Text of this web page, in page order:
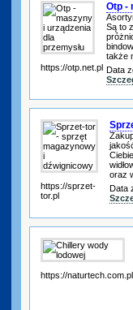
https://otp.net.pl
Otp -
Są to
także
Data
https://sprzet-
tor.pl
oraz
Data
https://naturtech.com.pl